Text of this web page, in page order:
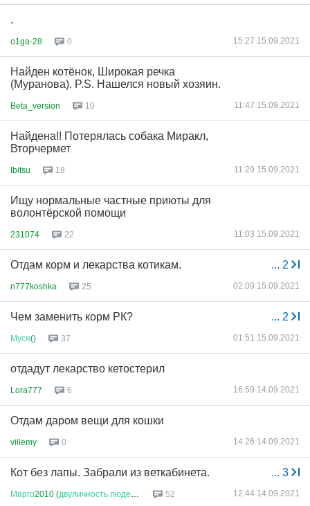
.
o1ga-28 0 15:27 15.09.2021
Найден котёнок, Широкая речка
(Муранова). P.S. Нашелся новый хозяин.
Beta_version 10 11:47 15.09.2021
Найдена!! Потерялась собака Миракл,
Вторчермет
Ibitsu 18 11:29 15.09.2021
Ищу нормальные частные приюты для
волонтёрской помощи
231074 22 11:03 15.09.2021
... 2
Отдам корм и лекарства котикам.
n777koshka 25 02:09 15.09.2021
... 2
Чем заменить корм РК?
Муся() 37 01:51 15.09.2021
отдадут лекарство кетостерил
Lora777 6 16:59 14.09.2021
Отдам даром вещи для кошки
villemy 0 14:26 14.09.2021
... 3
Кот без лапы. Забрали из веткабинета.
Марго2010 (двуличность людей 52 12:44 14.09.2021